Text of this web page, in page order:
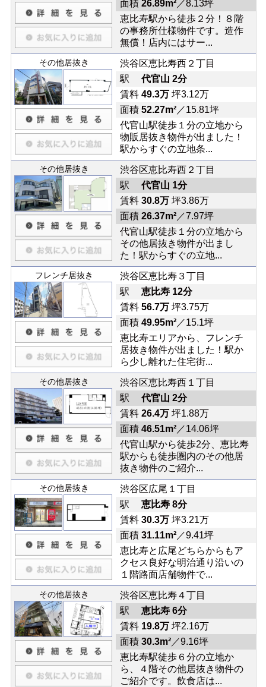
面積 26.89m²／8.13坪
恵比寿駅から徒歩２分！８階
の事務所仕様物件です。造作
無償！店内にはサー...
その他居抜き
渋谷区恵比寿西２丁目
駅 代官山 2分
賃料 49.3万坪3.12万
面積 52.27m²／15.81坪
代官山駅徒歩１分の立地から
物販居抜き物件が出ました！
駅からすぐの立地条...
その他居抜き
渋谷区恵比寿西２丁目
駅 代官山 1分
賃料 30.8万坪3.86万
面積 26.37m²／7.97坪
代官山駅徒歩１分の立地から
その他居抜き物件が出まし
た！駅からすぐの立地...
フレンチ居抜き
渋谷区恵比寿３丁目
駅 恵比寿 12分
賃料 56.7万坪3.75万
面積 49.95m²／15.1坪
恵比寿エリアから、フレンチ
居抜き物件が出ました！駅か
ら少し離れた住宅街...
その他居抜き
渋谷区恵比寿西１丁目
駅 代官山 2分
賃料 26.4万坪1.88万
面積 46.51m²／14.06坪
代官山駅から徒歩2分、恵比寿
駅からも徒歩圏内のその他居
抜き物件のご紹介...
その他居抜き
渋谷区広尾１丁目
駅 恵比寿 8分
賃料 30.3万坪3.21万
面積 31.11m²／9.41坪
恵比寿と広尾どちらからもア
クセス良好な明治通り沿いの
１階路面店舗物件で...
その他居抜き
渋谷区恵比寿４丁目
駅 恵比寿 6分
賃料 19.8万坪2.16万
面積 30.3m²／9.16坪
恵比寿駅徒歩６分の立地か
ら、４階その他居抜き物件の
ご紹介です。飲食店は...